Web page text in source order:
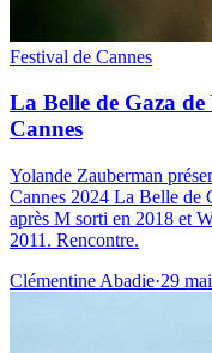
Festival de Cannes
La Belle de Gaza
Cannes
Yolande Zauberman
Cannes 2024 La Belle de
après M sorti en 2018 et
2011. Rencontre.
Clémentine Abadie·29